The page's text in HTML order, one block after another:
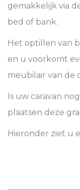
gemakkelijk via
bed of bank.
Het optillen van
en u voorkomt
meubilair van de
Is uw caravan
plaatsen deze
Hieronder ziet u